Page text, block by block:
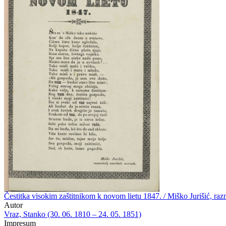
Čestitka visokim zaštitnikom k novom lietu 1847. / Miško Jurišić,
Autor
Vraz, Stanko (30. 06. 1810 – 24. 05. 1851)
Impresum